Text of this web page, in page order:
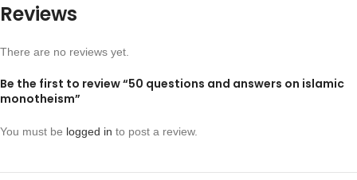
Reviews
There are no reviews yet.
Be the first to review “50 questions and answers on islamic
monotheism”
You must be logged in to post a review.